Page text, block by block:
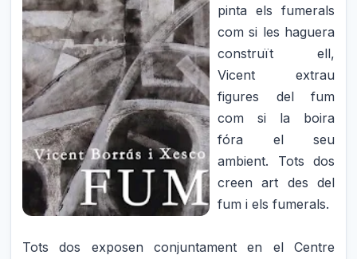
pinta els fumerals
com si les haguera
construït ell,
Vicent extrau
figures del fum
com si la boira
fóra el seu
ambient. Tots dos
creen art des del
fum i els fumerals.
Tots dos exposen conjuntament en el Centre